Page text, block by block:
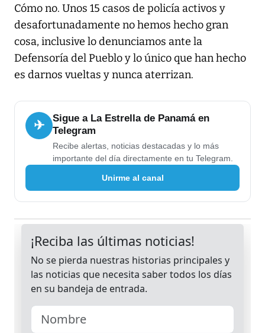
Cómo no. Unos 15 casos de policía activos y
desafortunadamente no hemos hecho gran
cosa, inclusive lo denunciamos ante la
Defensoría del Pueblo y lo único que han hecho
es darnos vueltas y nunca aterrizan.
✈
Sigue a La Estrella de Panamá en
Telegram
Recibe alertas, noticias destacadas y lo más
importante del día directamente en tu Telegram.
Unirme al canal